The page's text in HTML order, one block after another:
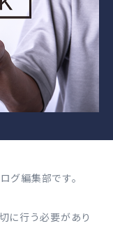
グ編集部です。
に行う必要があり